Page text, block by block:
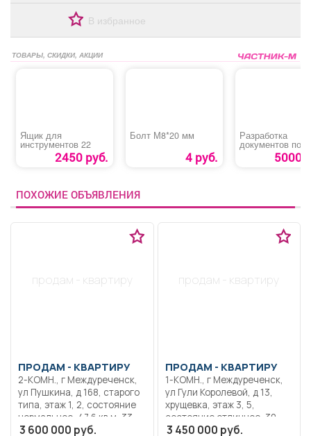
В избранное
ТОВАРЫ, СКИДКИ, АКЦИИ
Ящик для
инструментов 22
2450 руб.
Болт М8*20 мм
4 руб.
Разработка
документов по
пожарной
безопасности
5000
ПОХОЖИЕ ОБЪЯВЛЕНИЯ
продам - квартиру
ПРОДАМ - КВАРТИРУ
2-КОМН., г Междуреченск,
ул Пушкина, д 168, старого
типа, этаж 1, 2, состояние
нормальное, 47,6 кв.м, 33
кв.м, пластиковые окна, без
3 600 000 руб.
продам - квартиру
ПРОДАМ - КВАРТИРУ
1-КОМН., г Междуреченск,
ул Гули Королевой, д 13,
хрущевка, этаж 3, 5,
состояние отличное, 30
кв.м, торг, светлая, уютная
3 450 000 руб.